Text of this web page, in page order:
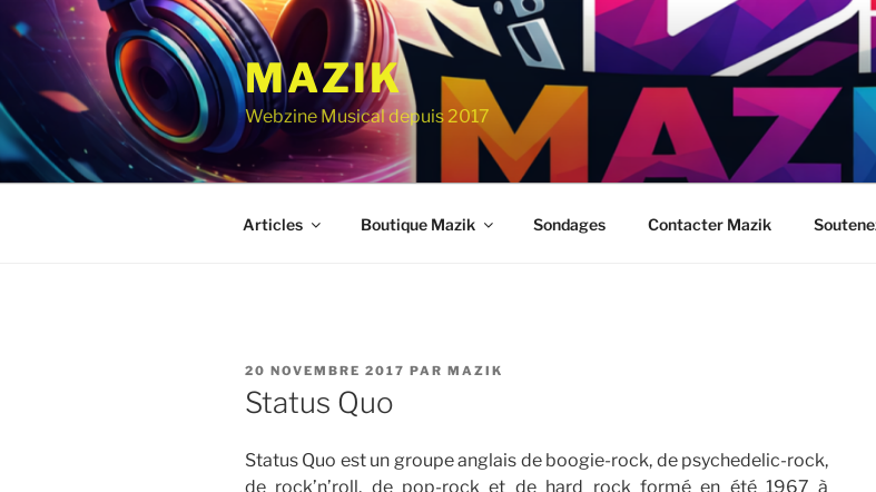
au
contenu
principal
MAZIK
Webzine Musical depuis 2017
Articles Boutique Mazik Sondages Contacter Mazik
PUBLIÉ
LE
20 NOVEMBRE 2017 PAR MAZIK
Status Quo
Status Quo est un groupe anglais de boogie-rock, de psychedelic-rock,
de rock’n’roll, de pop-rock et de hard rock formé en été 1967 à